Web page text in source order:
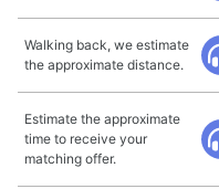
Walking back, we estimate
the approximate distance.
Estimate the approximate
time to receive your
matching offer.